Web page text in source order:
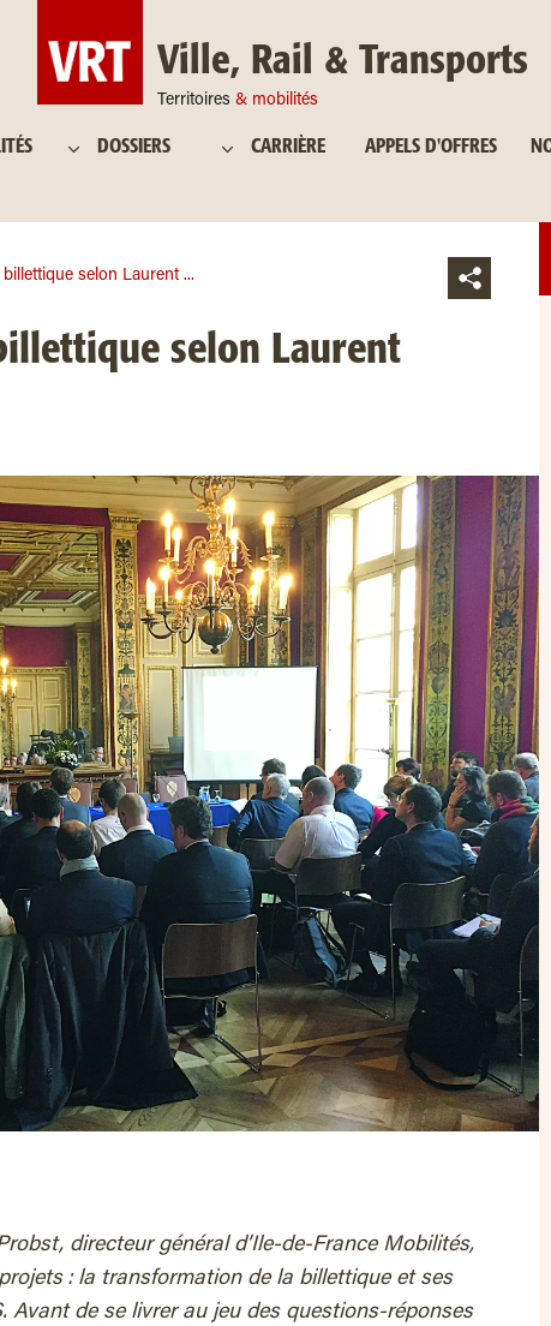
Ville, Rail & Transports
Territoires & mobilités
DOSSIERS CARRIÈRE APPELS D'OFFRES
selon Laurent ...
selon Laurent
directeur général d’Ile-de-France Mobilités,
: la transformation de la billettique et ses
Avant de se livrer au jeu des questions-réponses